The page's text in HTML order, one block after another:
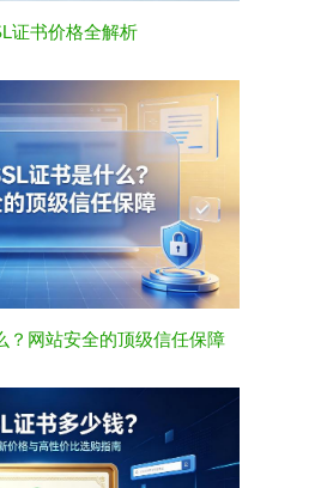
证书价格全解析
？网站安全的顶级信任保障